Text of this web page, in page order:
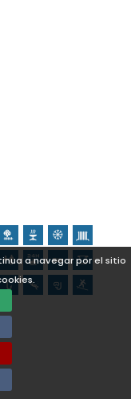
a navegar por el sitio
escalada,
windsurf y esquí
(a menos de 10